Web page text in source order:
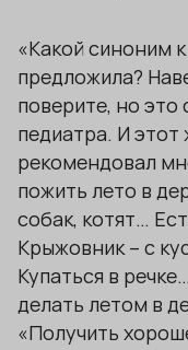
«Какой синоним
предложила?
поверите, но
педиатра. И этот
рекомендовал
пожить лето в
собак, котят…
Крыжовник – с
Купаться в
делать летом в
«Получить